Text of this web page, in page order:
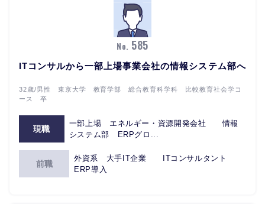
No. 585
ITコンサルから一部上場事業会社の情報システム部へ
32歳/男性 東京大学 教育学部 総合教育科学科 比較教育社会学コ
ース 卒
現職
一部上場 エネルギー・資源開発会社 情報
システム部 ERPグロ...
前職
外資系 大手IT企業 ITコンサルタント
ERP導入